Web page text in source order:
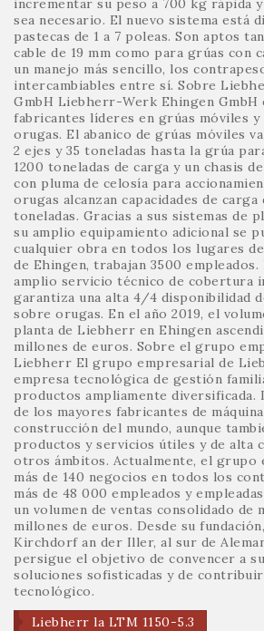
incrementar su peso a 700 kg rápida
sea necesario. El nuevo sistema está
pastecas de 1 a 7 poleas. Son aptos
cable de 19 mm como para grúas con
un manejo más sencillo, los
intercambiables entre sí. Sobre
GmbH Liebherr-Werk Ehingen GmbH
fabricantes líderes en grúas móviles y
orugas. El abanico de grúas móviles
2 ejes y 35 toneladas hasta la grúa
1200 toneladas de carga y un chasis
con pluma de celosía para
orugas alcanzan capacidades de carga
toneladas. Gracias a sus sistemas de
su amplio equipamiento adicional se
cualquier obra en todos los lugares
de Ehingen, trabajan 3500
amplio servicio técnico de cobertura
garantiza una alta 4/4 disponibilidad
sobre orugas. En el año 2019, el
planta de Liebherr en Ehingen
millones de euros. Sobre el grupo
Liebherr El grupo empresarial de
empresa tecnológica de gestión
productos ampliamente diversificada.
de los mayores fabricantes de
construcción del mundo, aunque
productos y servicios útiles y de alta
otros ámbitos. Actualmente, el grupo
más de 140 negocios en todos los
más de 48 000 empleados y
un volumen de ventas consolidado de
millones de euros. Desde su
Kirchdorf an der Iller, al sur de
persigue el objetivo de convencer a
soluciones sofisticadas y de contribuir
tecnológico.
Liebherr la LTM 1150-5.3